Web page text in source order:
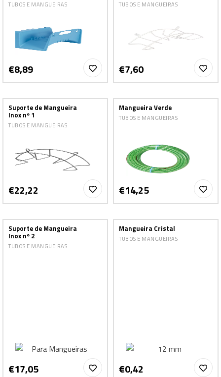
TUBOS E MANGUEIRAS
€8,89
TUBOS E MANGUEIRAS
€7,60
Suporte de Mangueira
Inox nº 1
TUBOS E MANGUEIRAS
€22,22
Mangueira Verde
TUBOS E MANGUEIRAS
€14,25
Suporte de Mangueira
Inox nº 2
TUBOS E MANGUEIRAS
€17,05
Mangueira Cristal
TUBOS E MANGUEIRAS
€0,42